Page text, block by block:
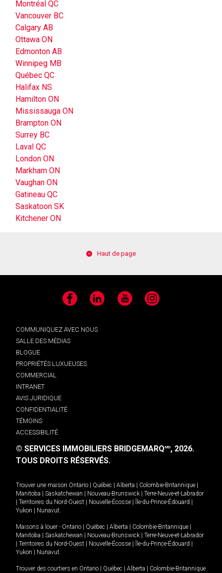
Montréal QC
Vancouver BC
Calgary AB
Ottawa ON
Edmonton AB
Winnipeg MB
Québec QC
Halifax NS
Hamilton ON
Mississauga ON
Brampton ON
Surrey BC
Laval QC
London ON
Markham ON
Vaughan ON
Gatineau QC
Saskatoon SK
Kitchener ON
Haut de page
Facebook LinkedIn YouTube Instagram
COMMUNIQUEZ AVEC NOUS
SALLE DES MÉDIAS
BLOGUE
PROPRIÉTÉS LUXUEUSES
COMMERCIAL
INTRANET
AVIS JURIDIQUE
CONFIDENTIALITÉ
TÉMOINS
ACCESSIBILITÉ
© SERVICES IMMOBILIERS BRIDGEMARQMD, 2026.
TOUS DROITS RÉSERVÉS.
Trouver une maison Ontario Québec Alberta Colombie-Britannique
Manitoba
Saskatchewan Nouveau-Brunswick
Terre-Neuve-et-Labrador
Territoires du Nord-Ouest Nouvelle-Écosse Île-du-Prince-Édouard
Yukon
Nunavut.
Maisons à louer - Ontario Québec Alberta Colombie-Britannique
Manitoba
Saskatchewan Nouveau-Brunswick
Terre-Neuve-et-Labrador
Territoires du Nord-Ouest Nouvelle-Écosse Île-du-Prince-Édouard
Yukon
Nunavut.
Trouver des courtiers en Ontario Québec Alberta
Colombie-Britannique